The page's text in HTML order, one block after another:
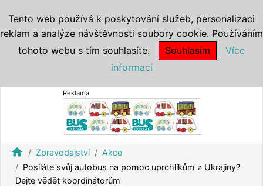
Reklama
home Zpravodajství
Akce
Posíláte svůj autobus na pomoc uprchlíkům z Ukrajiny?
Dejte vědět koordinátorům
Tento web používá k poskytování služeb, personalizaci
reklam a analýze návštěvnosti soubory cookie. Používáním
tohoto webu s tím souhlasíte.
Souhlasím
Více
informací